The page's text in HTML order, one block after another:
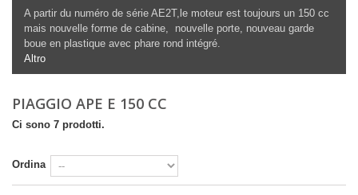
A partir du numéro de série AE2T,le moteur est toujours un 150 cc
mais nouvelle forme de cabine, nouvelle porte, nouveau garde
boue en plastique avec phare rond intégré.
Altro
PIAGGIO APE E 150 CC
Ci sono 7 prodotti.
Ordina